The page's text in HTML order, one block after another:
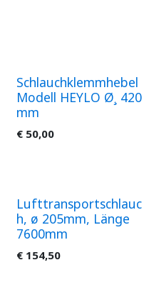
Schlauchklemmhebel
Modell HEYLO Ø¸ 420
mm
€ 50,00
Lufttransportschlauc
h, ø 205mm, Länge
7600mm
€ 154,50